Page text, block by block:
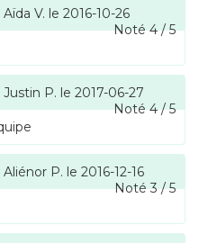
Aïda V. le 2016-10-26
Noté4/5
Justin P. le 2017-06-27
Noté4/5
Aliénor P. le 2016-12-16
Noté3/5